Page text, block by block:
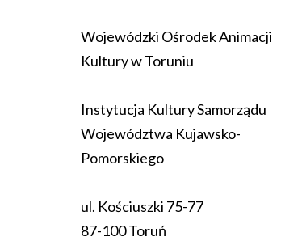
Wojewódzki Ośrodek Animacji
Kultury w Toruniu
Instytucja Kultury Samorządu
Województwa Kujawsko-
Pomorskiego
ul. Kościuszki 75-77
87-100 Toruń